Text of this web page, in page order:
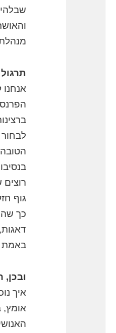
מנהלת
תרגול
רוצים
כך
באמת
איך
אומץ,